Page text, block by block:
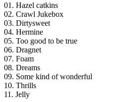
01. Hazel catkins
02. Crawl Jukebox
03. Dirtysweet
04. Hermine
05. Too good to be true
06. Dragnet
07. Foam
08. Dreams
09. Some kind of wonderful
10. Thrills
11. Jelly